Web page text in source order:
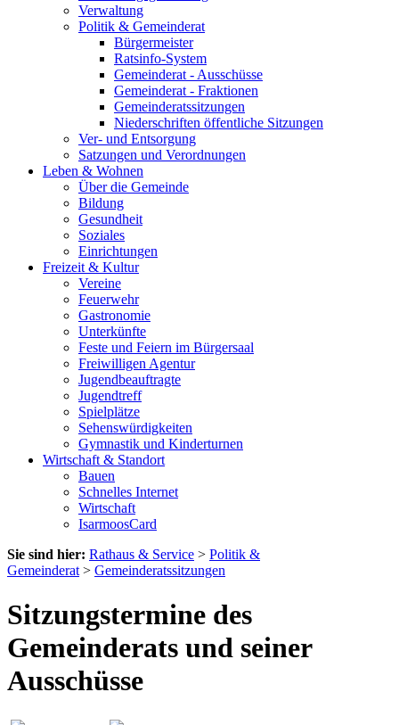
Verwaltung
Politik & Gemeinderat
Bürgermeister
Ratsinfo-System
Gemeinderat - Ausschüsse
Gemeinderat - Fraktionen
Gemeinderatssitzungen
Niederschriften öffentliche Sitzungen
Ver- und Entsorgung
Satzungen und Verordnungen
Leben & Wohnen
Über die Gemeinde
Bildung
Gesundheit
Soziales
Einrichtungen
Freizeit & Kultur
Vereine
Feuerwehr
Gastronomie
Unterkünfte
Feste und Feiern im Bürgersaal
Freiwilligen Agentur
Jugendbeauftragte
Jugendtreff
Spielplätze
Sehenswürdigkeiten
Gymnastik und Kinderturnen
Wirtschaft & Standort
Bauen
Schnelles Internet
Wirtschaft
IsarmoosCard
Sie sind hier: Rathaus & Service > Politik &
Gemeinderat > Gemeinderatssitzungen
Sitzungstermine des
Gemeinderats und seiner
Ausschüsse